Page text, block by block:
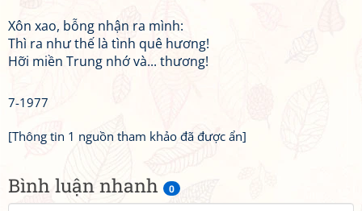
Bình luận nhanh 0
Xôn xao, bỗng nhận ra mình:
Thì ra như thế là tình quê hương!
Hỡi miền Trung nhớ và... thương!
7-1977
[Thông tin 1 nguồn tham khảo đã được ẩn]